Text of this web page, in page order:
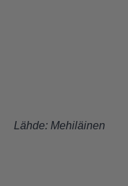
Lähde: Mehiläinen